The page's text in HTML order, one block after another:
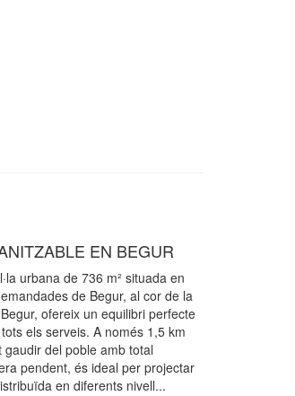
EN BEGUR
urbana de 736 m² situada en
de Begur, al cor de la
ofereix un equilibri perfecte
els serveis. A només 1,5 km
del poble amb total
pendent, és ideal per projectar
en diferents nivell...